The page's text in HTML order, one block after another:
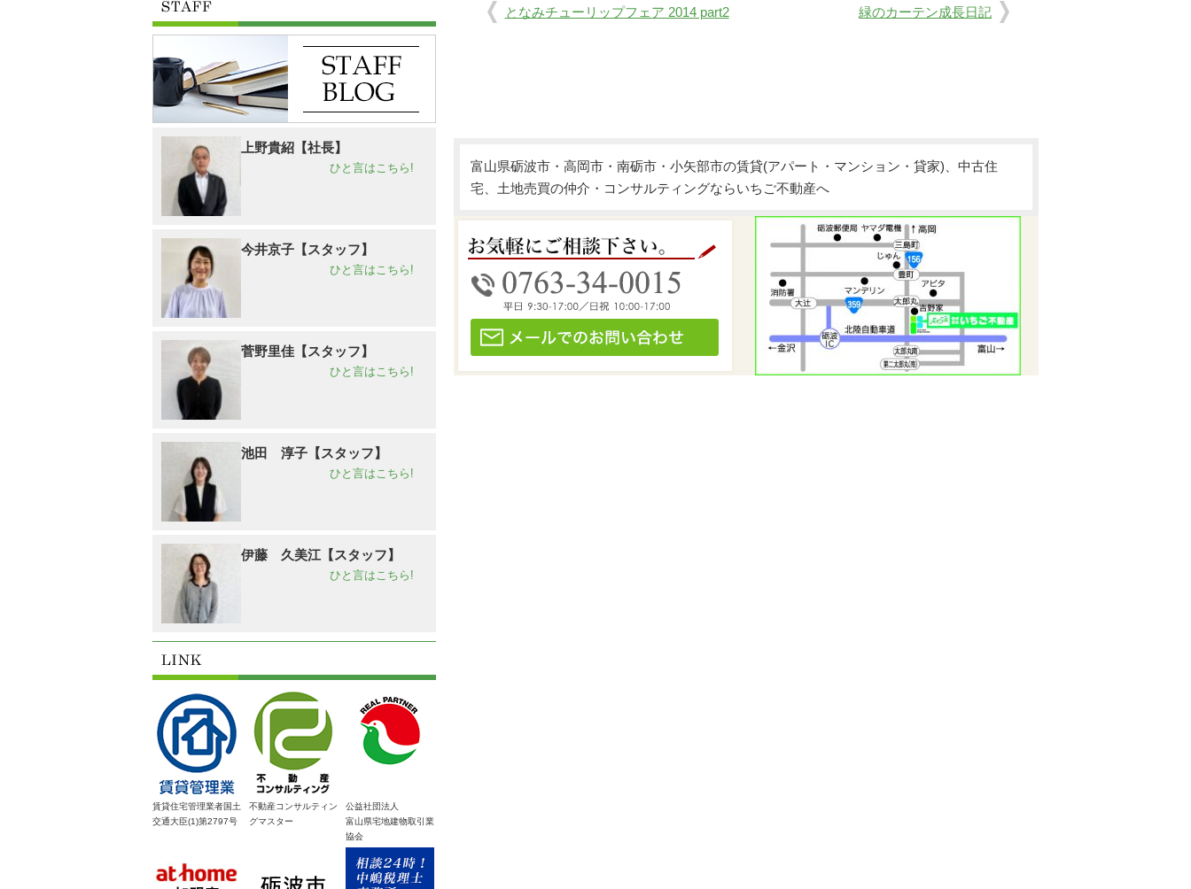
となみチューリップフェア 2014 part2 緑のカーテン成長日記
富山県砺波市・高岡市・南砺市・小矢部市の賃貸(アパート・マンション・貸家)、中古住
宅、土地売買の仲介・コンサルティングならいちご不動産へ
上野貴紹【社長】
ひと言はこちら!
今井京子【スタッフ】
ひと言はこちら!
菅野里佳【スタッフ】
ひと言はこちら!
池田 淳子【スタッフ】
ひと言はこちら!
伊藤 久美江【スタッフ】
ひと言はこちら!
賃貸住宅管理業者国土
交通大臣(1)第2797号
不動産コンサルティン
グマスター
公益社団法人
富山県宅地建物取引業
協会